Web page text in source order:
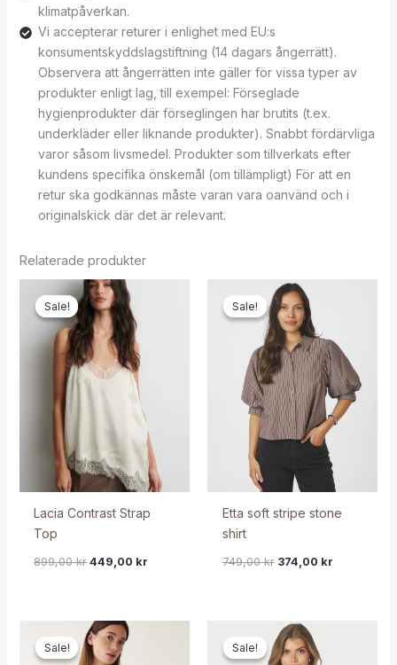
klimatpåverkan.
Vi accepterar returer i enlighet med EU:s
konsumentskyddslagstiftning (14 dagars ångerrätt).
Observera att ångerrätten inte gäller för vissa typer av
produkter enligt lag, till exempel: Förseglade
hygienprodukter där förseglingen har brutits (t.ex.
underkläder eller liknande produkter). Snabbt fördärvliga
varor såsom livsmedel. Produkter som tillverkats efter
kundens specifika önskemål (om tillämpligt) För att en
retur ska godkännas måste varan vara oanvänd och i
originalskick där det är relevant.
Relaterade produkter
Sale!
Sale!
Lacia Contrast Strap
Top
899,00kr 449,00 kr
Sale!
Sale!
Etta soft stripe stone
shirt
749,00kr 374,00 kr
Sale!
Sale! Sale!
Sale!